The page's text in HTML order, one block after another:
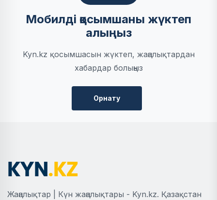
Мобилді қосымшаны жүктеп
алыңыз
Kyn.kz қосымшасын жүктеп, жаңалықтардан
хабардар болыңыз
Орнату
Жаңалықтар | Күн жаңалықтары - Kyn.kz. Қазақстан